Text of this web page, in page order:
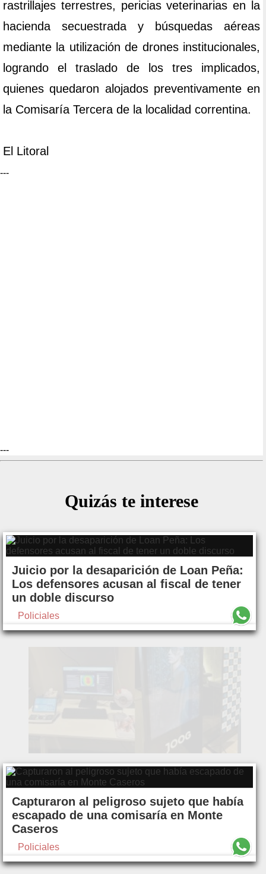
rastrillajes terrestres, pericias veterinarias en la
hacienda secuestrada y búsquedas aéreas
mediante la utilización de drones institucionales,
logrando el traslado de los tres implicados,
quienes quedaron alojados preventivamente en
la Comisaría Tercera de la localidad correntina.
El Litoral
---
---
Quizás te interese
Juicio por la desaparición de Loan Peña:
Los defensores acusan al fiscal de tener
un doble discurso
Policiales
Capturaron al peligroso sujeto que había
escapado de una comisaría en Monte
Caseros
Policiales